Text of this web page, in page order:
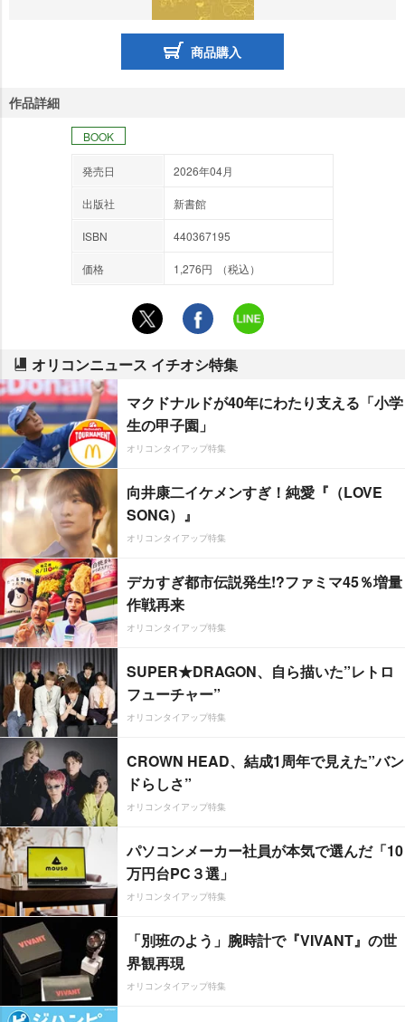
商品購入
作品詳細
BOOK
発売日 2026年04月
出版社 新書館
ISBN 440367195
価格 1,276円 （税込）
オリコンニュース イチオシ特集
マクドナルドが40年にわたり支える「小学
生の甲子園」
オリコンタイアップ特集
向井康二イケメンすぎ！純愛『（LOVE
SONG）』
オリコンタイアップ特集
デカすぎ都市伝説発生!?ファミマ45％増量
作戦再来
オリコンタイアップ特集
SUPER★DRAGON、自ら描いた”レトロ
フューチャー”
オリコンタイアップ特集
CROWN HEAD、結成1周年で見えた”バン
ドらしさ”
オリコンタイアップ特集
パソコンメーカー社員が本気で選んだ「10
万円台PC３選」
オリコンタイアップ特集
「別班のよう」腕時計で『VIVANT』の世
界観再現
オリコンタイアップ特集